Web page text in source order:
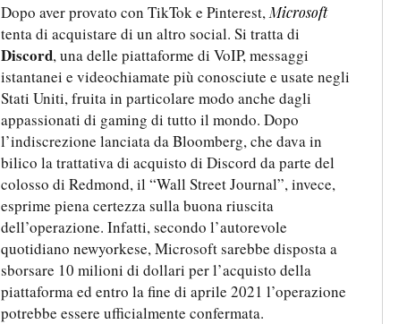
Dopo aver provato con TikTok e Pinterest,Microsoft
tenta di acquistare di un altro social. Si tratta di
Discord, una delle piattaforme di VoIP, messaggi
istantanei e videochiamate più conosciute e usate negli
Stati Uniti, fruita in particolare modo anche dagli
appassionati di gaming di tutto il mondo. Dopo
l’indiscrezione lanciata da Bloomberg, che dava in
bilico la trattativa di acquisto di Discord da parte del
colosso di Redmond, il “Wall Street Journal”, invece,
esprime piena certezza sulla buona riuscita
dell’operazione. Infatti, secondo l’autorevole
quotidiano newyorkese, Microsoft sarebbe disposta a
sborsare 10 milioni di dollari per l’acquisto della
piattaforma ed entro la fine di aprile 2021 l’operazione
potrebbe essere ufficialmente confermata.